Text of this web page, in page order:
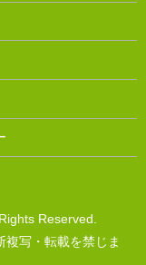
Reserved.
複写・転載を禁じま